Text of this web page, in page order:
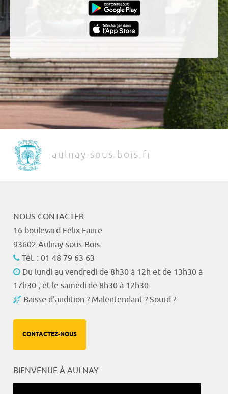
aulnay-sous-bois.fr
NOUS CONTACTER
16 boulevard Félix Faure
93602 Aulnay-sous-Bois
Tél. : 01 48 79 63 63
Du lundi au vendredi de 8h30 à 12h et de 13h30 à
17h30 ; et le samedi de 8h30 à 12h30.
Baisse d'audition ? Malentendant ? Sourd ?
CONTACTEZ-NOUS
BIENVENUE À AULNAY